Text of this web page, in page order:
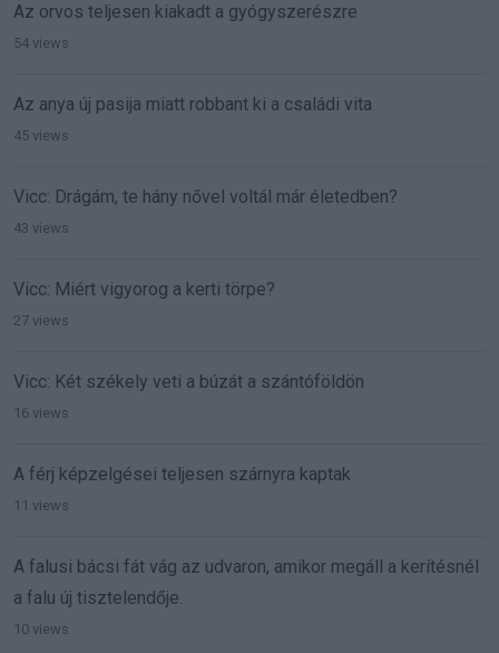
Az orvos teljesen kiakadt a gyógyszerészre
54 views
Az anya új pasija miatt robbant ki a családi vita
45 views
Vicc: Drágám, te hány nővel voltál már életedben?
43 views
Vicc: Miért vigyorog a kerti törpe?
27 views
Vicc: Két székely veti a búzát a szántóföldön
16 views
A férj képzelgései teljesen szárnyra kaptak
11 views
A falusi bácsi fát vág az udvaron, amikor megáll a kerítésnél
a falu új tisztelendője.
10 views